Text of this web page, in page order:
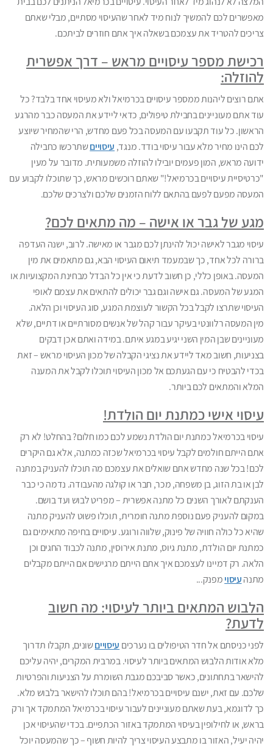
מאפשרים לכם להמשיך לנוח מיד לאחר שהעיסוי מסתיים, מבלי שאתם
צריכים להטריד את עצמכם בשאלה איך אתם חוזרים לביתכם.
רכישת מספר עיסויים מראש – דרך אפשרית
להוזלה:
אתם רוצים ליהנות ממספר עיסויים בכרמיאל ולא מעיסוי אחד בלבד? כל
עוד אתם מעוניינים בחבילת טיפולים, כדאי ליידע את המעסה כבר מהרגע
הראשון. כל עוד תקבעו עם המעסה בכל פעם מחדש, הרי שהמחיר שיוצע
לכם הינו מחיר מלא עבור עיסוי בודד. מנגד, עיסוייםשתרכשו כחבילה
ידועה מראש, המון פעמים יובילו להוזלה משמעותית. מדובר על מעין
"כרטיסיית עיסויים בכרמיאל!" שאתם רוכשים מראש, כך שתוכלו לקבוע עם
המעסה מפעם לפעם בהתאם ללוח הזמנים שלכם ולצרכים שלכם.
מגע של גבר או אישה – מה מתאים לכם?
עיסוי מגבר לאישה יכול להינתן לכם מגבר או מאישה. לרוב, ישנה העדפה
ברורה לכל אחד, כך שבמעמד תיאום העיסוי הבא, גם מתאמים את מין
המעסה. באופן כללי, כן חשוב לדעת כי אין כל הבדל מבחינת המקצועיות או
המגע של המעסה. גם אישה וגם גבר יכולים להתאים את עצמם לאופי
העיסוי שתרצו לקבל בכל הקשור לעוצמת המגע, סוג העיסוי וכן הלאה.
מין המעסה רלוונטי בעיקר עבור קהל של אנשים מסורתיים או דתיים, שלא
מעוניינים שבן המין השני יגיע במגע איתם. במידה ואתם אכן דבקים
בצניעות, חשוב מאד ליידע את נציגי הקבלה של מכון העיסוי מראש – זאת
בכדי להבטיח כי עם הגעתכם אל מכון העיסוי תוכלו לקבל את המענה
המלא והמתאים לכם ביותר.
עיסוי אישי כמתנת יום הולדת!
עיסוי בכרמיאל כמתנת יום הולדת נשמע לכם כמו חלום? בהחלט! לא רק
אתם הייתם חולמים לקבל עיסוי בכרמיאל שכזה כמתנה, אלא גם היקרים
לכם! בכל שנה מחדש אתם שואלים את עצמכם מה תוכלו להעניק במתנה
לבן או בת הזוג, בן משפחה, מכר, חבר או קולגה מהעבודה. נדמה כי כבר
הענקתם לאורך השנים כל מתנה אפשרית – מפריט לבוש ועד בושם.
במקום להעניק פעם נוספת מתנה חומרית, תוכלו פשוט להעניק מתנה
שהיא כל כולה חוויה של פינוק, שלווה ורוגע. עיסויים בחיפה מתאימים גם
כמתנת יום הולדת, מתנת גיוס, מתנת אירוסין, מתנה לכבוד החגים וכן
הלאה. רק דמיינו לעצמכם איך אתם הייתם מרגישים אם הייתם מקבלים
מתנה עיסוי מפנק...
הלבוש המתאים ביותר לעיסוי: מה חשוב
לדעת?
לפני כניסתם אל חדר הטיפולים בו נערכים עיסוייםשונים, תקבלו תדרוך
מלא אודות הלבוש המתאים ביותר לעיסוי. במרבית המקרים, יהיה עליכם
להישאר בתחתונים, כאשר סביבכם מגבת השומרת על הצניעות והפרטיות
שלכם. עם זאת, ישנם עיסויים בכרמיאל! בהם תוכלו להישאר בלבוש מלא.
כך לדוגמא, בעת שאתם מעוניינים לעבור עיסוי בכרמיאל המתמקד אך ורק
בראש, או לחילופין בעיסוי המתמקד באזור הכתפיים. בכדי שהעיסוי אכן
יהיה יעיל, האזור בו מתבצע העיסוי צריך להיות חשוף – כך שהמעסה יוכל